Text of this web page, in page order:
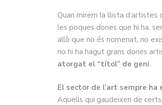
Quan mirem la llista d’artistes
les poques dones que hi ha,
allò que no és nomenat, no
no hi ha hagut grans dones
atorgat el “títol” de geni.
El sector de l’art sempre
Aquells qui gaudeixen de